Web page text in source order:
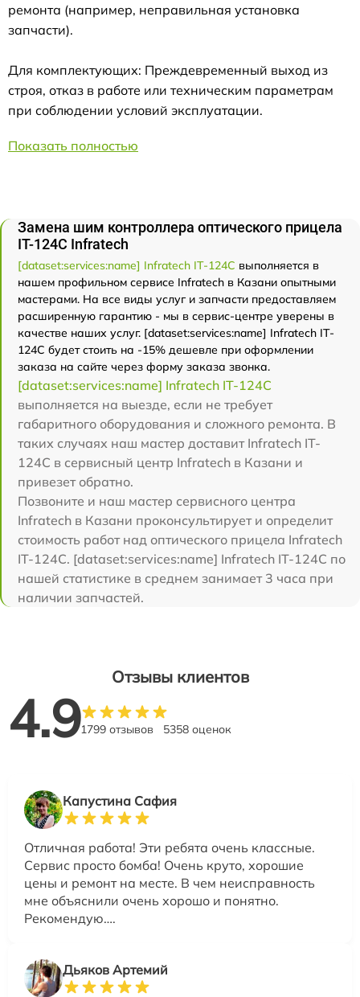
ремонта (например, неправильная установка
запчасти).
Для комплектующих: Преждевременный выход из
строя, отказ в работе или техническим параметрам
при соблюдении условий эксплуатации.
Показать полностью
Замена шим контроллера оптического прицела
IT-124C Infratech
[dataset:services:name] Infratech IT-124C выполняется в
нашем профильном сервисе Infratech в Казани опытными
мастерами. На все виды услуг и запчасти предоставляем
расширенную гарантию - мы в сервис-центре уверены в
качестве наших услуг. [dataset:services:name] Infratech IT-
124C будет стоить на -15% дешевле при оформлении
заказа на сайте через форму заказа звонка.
[dataset:services:name] Infratech IT-124C
выполняется на выезде, если не требует
габаритного оборудования и сложного ремонта. В
таких случаях наш мастер доставит Infratech IT-
124C в сервисный центр Infratech в Казани и
привезет обратно.
Позвоните и наш мастер сервисного центра
Infratech в Казани проконсультирует и определит
стоимость работ над оптического прицела Infratech
IT-124C. [dataset:services:name] Infratech IT-124C по
нашей статистике в среднем занимает 3 часа при
наличии запчастей.
Отзывы клиентов
4.91799 отзывов 5358 оценок
Капустина Сафия
Отличная работа! Эти ребята очень классные.
Сервис просто бомба! Очень круто, хорошие
цены и ремонт на месте. В чем неисправность
мне объяснили очень хорошо и понятно.
Рекомендую….
Дьяков Артемий